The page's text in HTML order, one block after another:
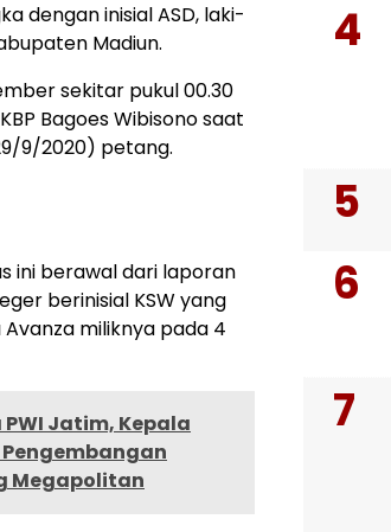
dengan inisial ASD, laki-
Madiun.
sekitar pukul 00.30
Bagoes Wibisono saat
9/2020) petang.
ini berawal dari laporan
berinisial KSW yang
miliknya pada 4
Jatim, Kepala
Megapolitan